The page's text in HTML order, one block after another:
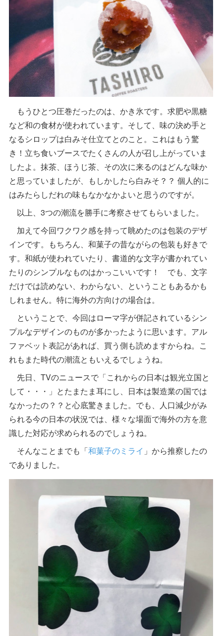
もうひとつ圧巻だったのは、かき氷です。求肥や黒糖
など和の食材が使われています。そして、味の決め手と
なるシロップは白みそ仕立てとのこと。これはもう驚
き！立ち食いブースでたくさんの人が召し上がっていま
したよ。抹茶、ほうじ茶、その次に来るのはどんな味か
と思っていましたが、もしかしたら白みそ？？ 個人的に
はみたらしだれの味もなかなかよいと思うのですが。
以上、3つの潮流を勝手に考察させてもらいました。
加えて今回ワクワク感を持って眺めたのは包装のデザ
インです。もちろん、和菓子の昔ながらの包装も好きで
す。和紙が使われていたり、書道的な文字が書かれてい
たりのシンプルなものはかっこいいです！ でも、文字
だけでは読めない、わからない、ということもあるかも
しれません。特に海外の方向けの場合は。
ということで、今回はローマ字が併記されているシン
プルなデザインのものが多かったように思います。アル
ファベット表記があれば、買う側も読めますからね。こ
れもまた時代の潮流ともいえるでしょうね。
先日、TVのニュースで「これからの日本は観光立国と
して・・・」とたまたま耳にし、日本は製造業の国では
なかったの？？と心底驚きました。でも、人口減少がみ
られる今の日本の状況では、様々な場面で海外の方を意
識した対応が求められるのでしょうね。
そんなことまでも「和菓子のミライ 」から推察したの
でありました。